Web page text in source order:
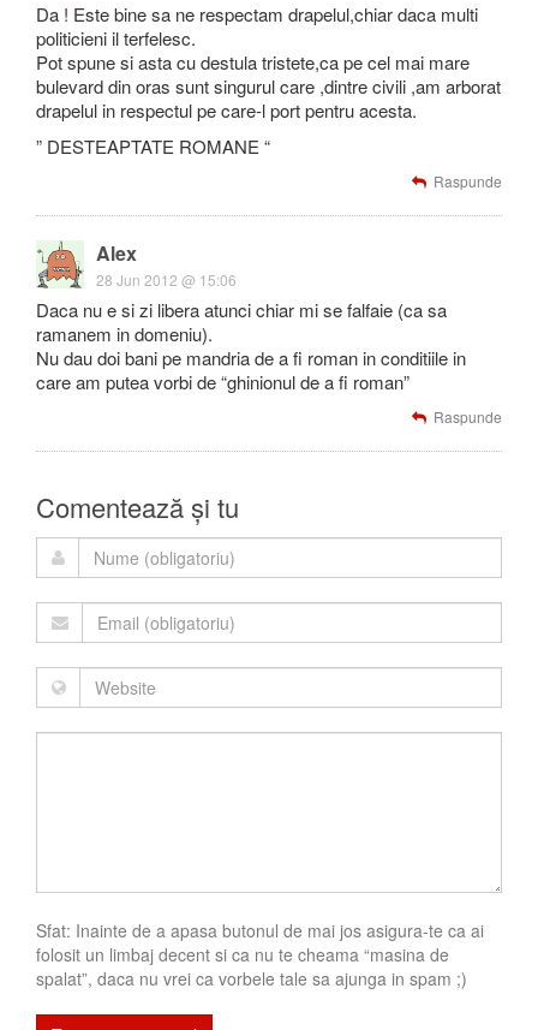
Da ! Este bine sa ne respectam drapelul,chiar daca multi
politicieni il terfelesc.
Pot spune si asta cu destula tristete,ca pe cel mai mare
bulevard din oras sunt singurul care ,dintre civili ,am arborat
drapelul in respectul pe care-l port pentru acesta.
” DESTEAPTATE ROMANE “
Raspunde
Alex
28 Jun 2012 @ 15:06
Daca nu e si zi libera atunci chiar mi se falfaie (ca sa
ramanem in domeniu).
Nu dau doi bani pe mandria de a fi roman in conditiile in
care am putea vorbi de “ghinionul de a fi roman”
Raspunde
Comentează și tu
Sfat: Inainte de a apasa butonul de mai jos asigura-te ca ai
folosit un limbaj decent si ca nu te cheama “masina de
spalat”, daca nu vrei ca vorbele tale sa ajunga in spam ;)